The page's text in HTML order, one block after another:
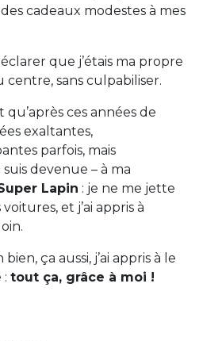
cadeaux modestes à mes
que j’étais ma propre
sans culpabiliser.
qu’après ces années de
exaltantes,
parfois, mais
devenue – à ma
Lapin : je ne me jette
et j’ai appris à
bien, ça aussi, j’ai appris à le
: tout ça, grâce à moi !